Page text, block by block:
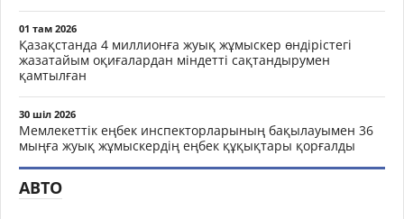
01 там 2026
Қазақстанда 4 миллионға жуық жұмыскер өндірістегі
жазатайым оқиғалардан міндетті сақтандырумен
қамтылған
30 шіл 2026
Мемлекеттік еңбек инспекторларының бақылауымен 36
мыңға жуық жұмыскердің еңбек құқықтары қорғалды
АВТО